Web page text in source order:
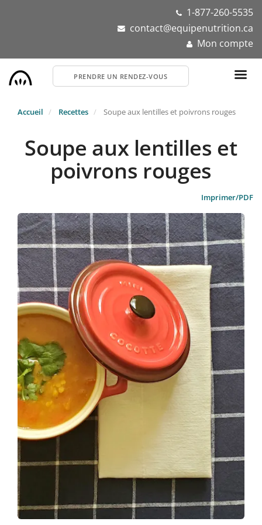
1-877-260-5535
contact@equipenutrition.ca
Mon compte
PRENDRE UN RENDEZ-VOUS
Accueil Recettes Soupe aux lentilles et poivrons rouges
Soupe aux lentilles et
poivrons rouges
Imprimer/PDF